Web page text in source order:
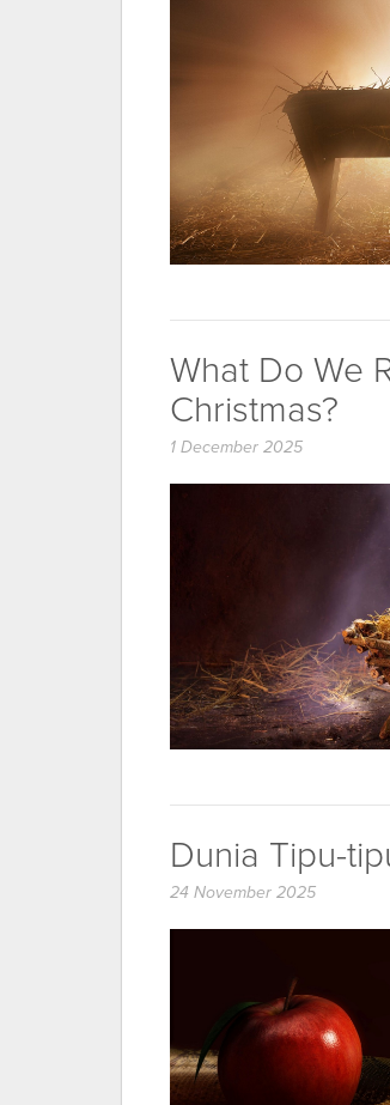
What Do We
Christmas?
1 December 2025
Dunia Tipu-
24 November 2025